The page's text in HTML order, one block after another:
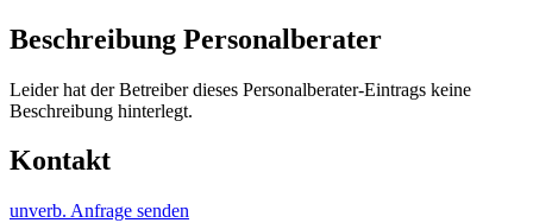
Beschreibung Personalberater
Leider hat der Betreiber dieses Personalberater-Eintrags keine
Beschreibung hinterlegt.
Kontakt
unverb. Anfrage senden